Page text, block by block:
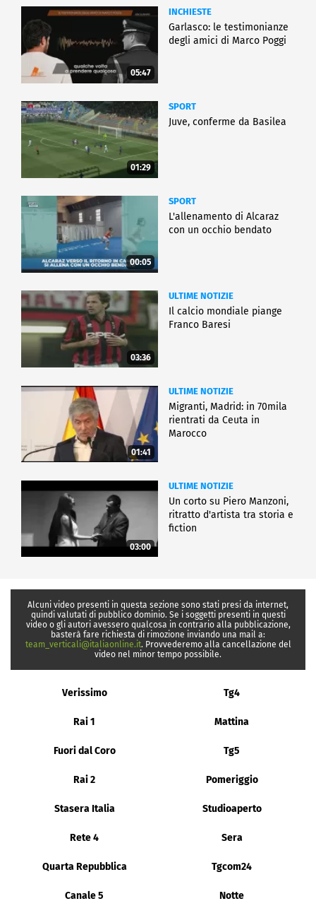
05:47
INCHIESTE
Garlasco: le testimonianze
degli amici di Marco Poggi
01:29
SPORT
Juve, conferme da Basilea
00:05
SPORT
L'allenamento di Alcaraz
con un occhio bendato
03:36
ULTIME NOTIZIE
Il calcio mondiale piange
Franco Baresi
01:41
ULTIME NOTIZIE
Migranti, Madrid: in 70mila
rientrati da Ceuta in
Marocco
03:00
ULTIME NOTIZIE
Un corto su Piero Manzoni,
ritratto d'artista tra storia e
fiction
Alcuni video presenti in questa sezione sono stati presi da internet,
quindi valutati di pubblico dominio. Se i soggetti presenti in questi
video o gli autori avessero qualcosa in contrario alla pubblicazione,
basterà fare richiesta di rimozione inviando una mail a:
team_verticali@italiaonline.it. Provvederemo alla cancellazione del
video nel minor tempo possibile.
Verissimo Tg4
Rai 1 Mattina
Fuori dal Coro Tg5
Rai 2 Pomeriggio
Stasera Italia Studioaperto
Rete 4 Sera
Quarta Repubblica Tgcom24
Canale 5 Notte